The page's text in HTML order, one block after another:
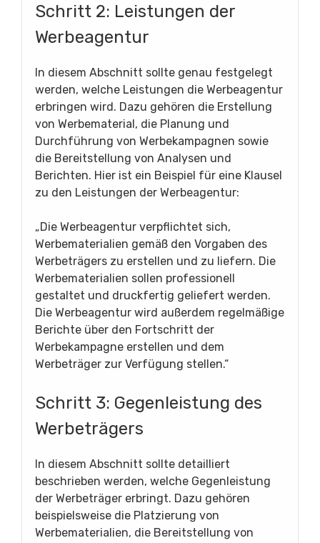
Schritt 2: Leistungen der
Werbeagentur
In diesem Abschnitt sollte genau festgelegt
werden, welche Leistungen die Werbeagentur
erbringen wird. Dazu gehören die Erstellung
von Werbematerial, die Planung und
Durchführung von Werbekampagnen sowie
die Bereitstellung von Analysen und
Berichten. Hier ist ein Beispiel für eine Klausel
zu den Leistungen der Werbeagentur:
„Die Werbeagentur verpflichtet sich,
Werbematerialien gemäß den Vorgaben des
Werbeträgers zu erstellen und zu liefern. Die
Werbematerialien sollen professionell
gestaltet und druckfertig geliefert werden.
Die Werbeagentur wird außerdem regelmäßige
Berichte über den Fortschritt der
Werbekampagne erstellen und dem
Werbeträger zur Verfügung stellen.“
Schritt 3: Gegenleistung des
Werbeträgers
In diesem Abschnitt sollte detailliert
beschrieben werden, welche Gegenleistung
der Werbeträger erbringt. Dazu gehören
beispielsweise die Platzierung von
Werbematerialien, die Bereitstellung von